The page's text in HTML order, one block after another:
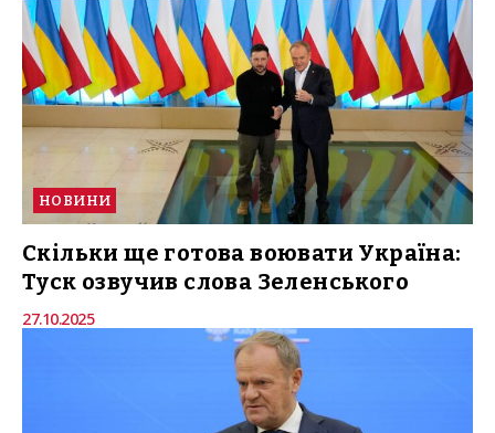
НОВИНИ
Скільки ще готова воювати Україна:
Туск озвучив слова Зеленського
27.10.2025